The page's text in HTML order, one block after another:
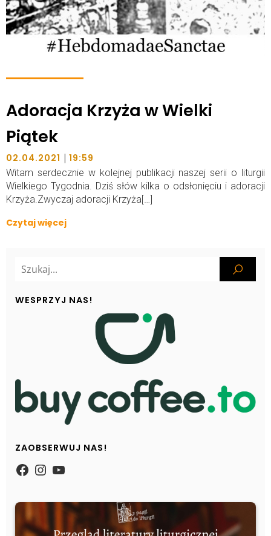
Adoracja Krzyża w Wielki
Piątek
02.04.2021 | 19:59
Witam serdecznie w kolejnej publikacji naszej serii o liturgii
Wielkiego Tygodnia. Dziś słów kilka o odsłonięciu i adoracji
Krzyża.Zwyczaj adoracji Krzyża[…]
Czytaj więcej
WESPRZYJ NAS!
ZAOBSERWUJ NAS!
https://www.facebook.com/
Instagram
YouTube